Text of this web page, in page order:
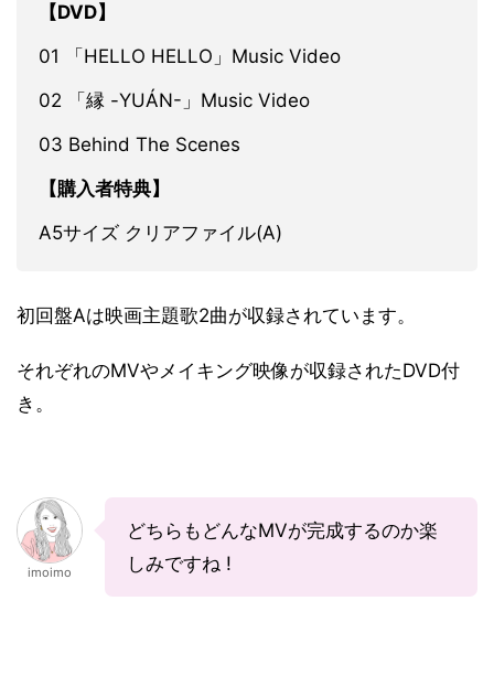
【DVD】
01 「HELLO HELLO」Music Video
02 「縁 -YUÁN-」Music Video
03 Behind The Scenes
【購入者特典】
A5サイズ クリアファイル(A)
初回盤Aは映画主題歌2曲が収録されています。
それぞれのMVやメイキング映像が収録されたDVD付
き。
imoimo
どちらもどんなMVが完成するのか楽
しみですね !